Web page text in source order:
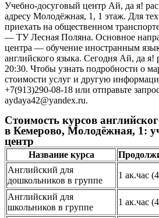
Учебно-досуговый центр Ай, да я!
адресу Молодёжная, 1, 1 этаж. Для
приехать на общественном
— ТУ Лесная Поляна. Основное
центра — обучение иностранным
английского языка. Сегодня Ай, да я!
20:30. Чтобы узнать подробности о
стоимости услуг и другую
+7(913)290-08-18 или отправьте
aydaya42@yandex.ru.
Стоимость курсов
в Кемерово, Молодёжная, 1:
центр
Название курса
Английский для
дошкольников в группе
1 ак.час
Английский для
школьников в группе
1 ак.час